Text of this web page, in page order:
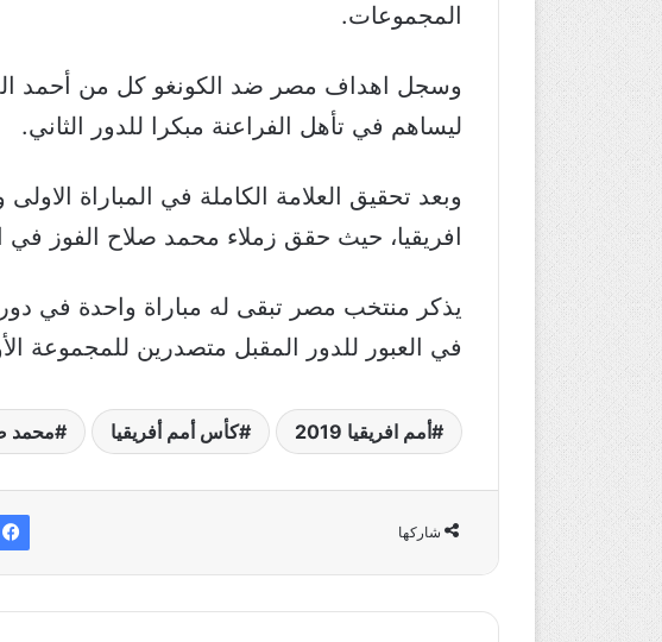
المجموعات.
وسجل اهداف مصر ضد الكونغو كل من أحمد
ليساهم في تأهل الفراعنة مبكرا للدور الثاني.
وبعد تحقيق العلامة الكاملة في المباراة
افريقيا، حيث حقق زملاء محمد صلاح الفوز
يذكر منتخب مصر تبقى له مباراة واحدة في
في العبور للدور المقبل متصدرين للمجموعة الأولى برصيد 6 نقاط قبل
أمم افريقيا 2019 كأس أمم أفريقيا محمد
شاركها